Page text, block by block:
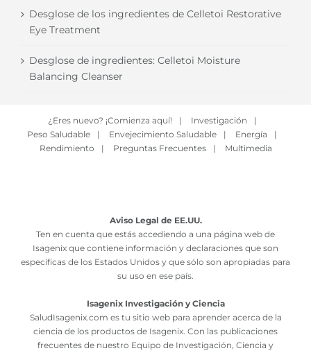
Desglose de los ingredientes de Celletoi Restorative
Eye Treatment
Desglose de ingredientes: Celletoi Moisture
Balancing Cleanser
¿Eres nuevo? ¡Comienza aquí! | Investigación
|
Peso Saludable
| Envejecimiento Saludable | Energía
|
Rendimiento
| Preguntas Frecuentes | Multimedia
Aviso Legal de EE.UU.
Ten en cuenta que estás accediendo a una página web de
Isagenix que contiene información y declaraciones que son
específicas de los Estados Unidos y que sólo son apropiadas para
su uso en ese país.
Isagenix Investigación y Ciencia
SaludIsagenix.com es tu sitio web para aprender acerca de la
ciencia de los productos de Isagenix. Con las publicaciones
frecuentes de nuestro Equipo de Investigación, Ciencia y